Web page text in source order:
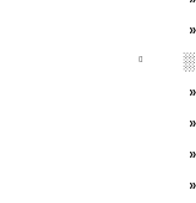
░